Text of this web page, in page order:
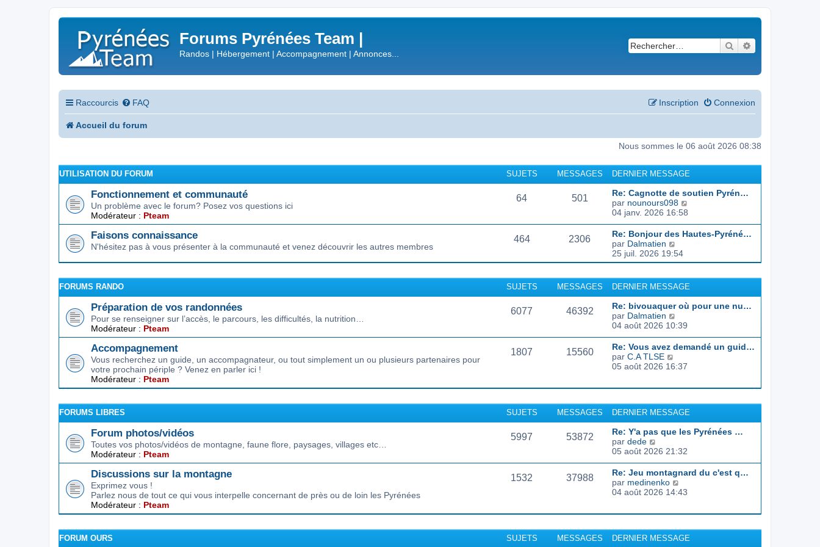
Forums Pyrénées Team |
Randos | Hébergement | Accompagnement | Annonces...
Rechercher
Raccourcis FAQ Connexion
Inscription
Accueil du forum
Nous sommes le 06 août 2026 08:38
UTILISATION DU FORUM SUJETS MESSAGES DERNIER MESSAGE
Fonctionnement et communauté
Un problème avec le forum? Posez vos questions ici
Modérateur : Pteam
64 501
Re: Cagnotte de soutien Pyrén…
par nounours098
s
t
r
l
e
d
n
i
e
s
a
e
04 janv. 2026 16:58
Faisons connaissance
N'hésitez pas à vous présenter à la communauté et venez découvrir les autres membres
464 2306
Re: Bonjour des Hautes-Pyréné…
par Dalmatien
o
n
u
l
e
r
l
e
d
r
i
r
e
s
e
25 juil. 2026 19:54
FORUMS RANDO SUJETS MESSAGES DERNIER MESSAGE
Préparation de vos randonnées
Pour se renseigner sur l’accès, le parcours, les difficultés, la nutrition…
Modérateur : Pteam
6077 46392
Re: bivouaquer où pour une nu…
par Dalmatien
o
s
l
l
e
d
e
n
i
e
r
m
a
g
04 août 2026 10:39
Accompagnement
Vous recherchez un guide, un accompagnateur, ou tout simplement un ou plusieurs partenaires pour
votre prochain périple ? Venez en parler ici !
Modérateur : Pteam
1807 15560
Re: Vous avez demandé un guid…
par C.A TLSE
o
l
t
e
r
e
d
e
r
n
e
m
e
05 août 2026 16:37
FORUMS LIBRES SUJETS MESSAGES DERNIER MESSAGE
Forum photos/vidéos
Toutes vos photos/vidéos de montagne, faune flore, paysages, villages etc…
Modérateur : Pteam
5997 53872
Re: Y'a pas que les Pyrénées …
par dede
o
s
u
l
l
e
05 août 2026 21:32
Discussions sur la montagne
Exprimez vous !
Parlez nous de tout ce qui vous interpelle concernant de près ou de loin les Pyrénées
Modérateur : Pteam
1532 37988
Re: Jeu montagnard du c'est q…
par medinenko
o
l
t
04 août 2026 14:43
FORUM OURS SUJETS MESSAGES DERNIER MESSAGE